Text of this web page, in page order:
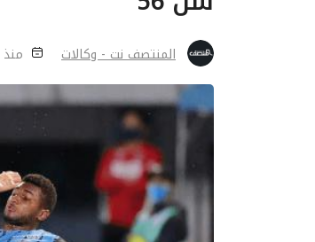
المنتصف نت - وكالات منذ 3 سنوات